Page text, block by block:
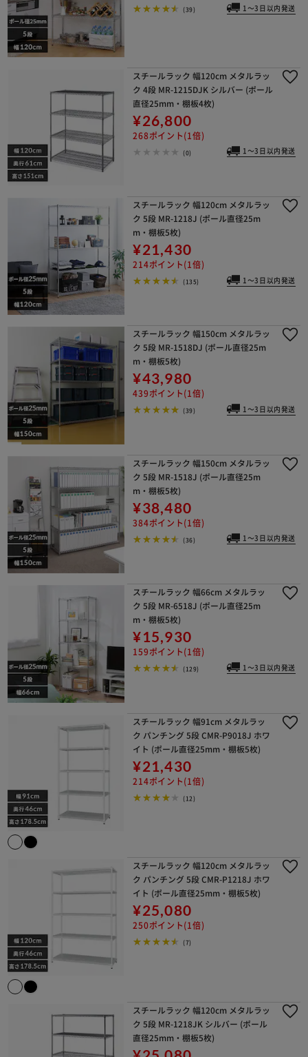
(39) 1～3日以内発送
スチールラック 幅120cm メタルラッ
ク 4段 MR-1215DJK シルバー (ポール
直径25mm・棚板4枚)
¥26,800
268ポイント(1倍)
(0) 1～3日以内発送
スチールラック 幅120cm メタルラッ
ク 5段 MR-1218J (ポール直径25m
m・棚板5枚)
¥21,430
214ポイント(1倍)
(135) 1～3日以内発送
スチールラック 幅150cm メタルラッ
ク 5段 MR-1518DJ (ポール直径25m
m・棚板5枚)
¥43,980
439ポイント(1倍)
(39) 1～3日以内発送
スチールラック 幅150cm メタルラッ
ク 5段 MR-1518J (ポール直径25m
m・棚板5枚)
¥38,480
384ポイント(1倍)
(36) 1～3日以内発送
スチールラック 幅66cm メタルラッ
ク 5段 MR-6518J (ポール直径25m
m・棚板5枚)
¥15,930
159ポイント(1倍)
(129) 1～3日以内発送
スチールラック 幅91cm メタルラッ
ク パンチング 5段 CMR-P9018J ホワ
イト (ポール直径25mm・棚板5枚)
¥21,430
214ポイント(1倍)
(12)
スチールラック 幅120cm メタルラッ
ク パンチング 5段 CMR-P1218J ホワ
イト (ポール直径25mm・棚板5枚)
¥25,080
250ポイント(1倍)
(7)
スチールラック 幅120cm メタルラッ
ク 5段 MR-1218JK シルバー (ポール
直径25mm・棚板5枚)